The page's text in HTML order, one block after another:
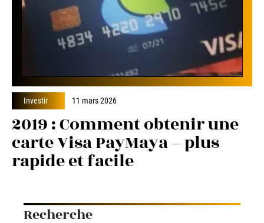
Investir 11 mars 2026
2019 : Comment obtenir une
carte Visa PayMaya – plus
rapide et facile
Recherche